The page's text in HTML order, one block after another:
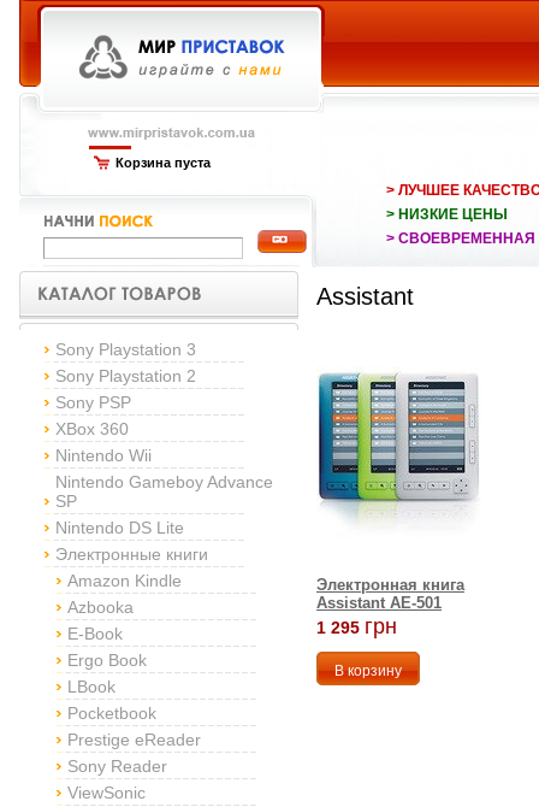
Корзина пуста
> ЛУЧШЕЕ
> НИЗКИЕ ЦЕНЫ
> СВОЕВРЕМЕННАЯ
Sony Playstation 3
Sony Playstation 2
Sony PSP
XBox 360
Nintendo Wii
Nintendo Gameboy Advance
SP
Nintendo DS Lite
Электронные книги
Amazon Kindle
Azbooka
E-Book
Ergo Book
LBook
Pocketbook
Prestige eReader
Sony Reader
ViewSonic
Assistant
Электронная книга
Assistant AE-501
1 295 грн